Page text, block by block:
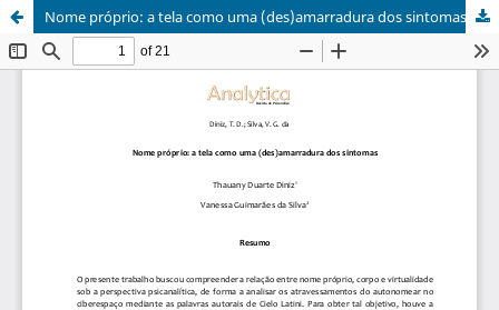
Nome próprio: a tela como uma (des)amarradura dos sintomas